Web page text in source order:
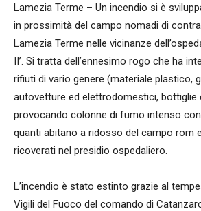
Lamezia Terme – Un incendio si è
in prossimità del campo nomadi di
Lamezia Terme nelle vicinanze
II’. Si tratta dell’ennesimo rogo che ha
rifiuti di vario genere (materiale plastico,
autovetture ed elettrodomestici, bottiglie
provocando colonne di fumo intenso
quanti abitano a ridosso del campo rom
ricoverati nel presidio ospedaliero.
L’incendio è stato estinto grazie al
Vigili del Fuoco del comando di